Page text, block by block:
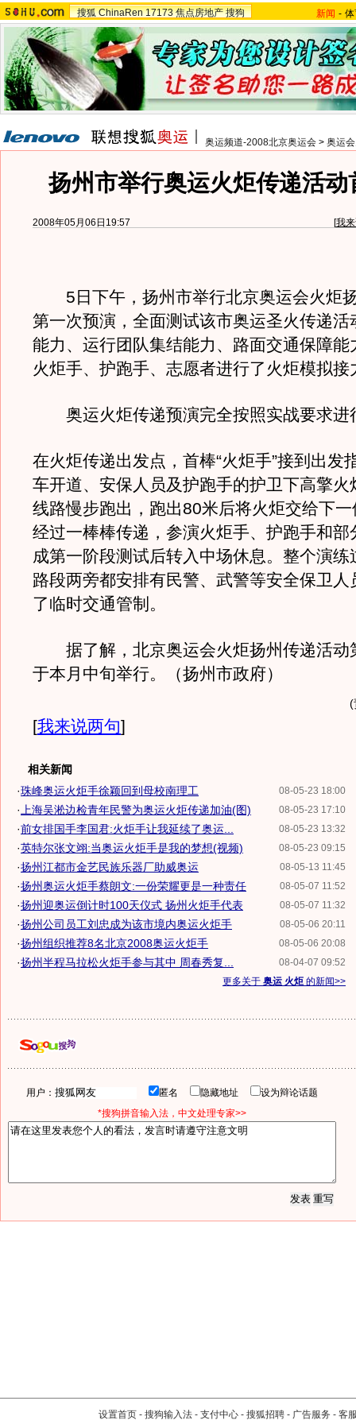
搜狐 ChinaRen 17173 焦点房地产 搜狗 新闻 -
奥运频道-2008北京奥运会 > 奥运
扬州市举行奥运火炬传递活动
2008年05月06日19:57 [我
5日下午，扬州市举行北京奥运会火炬
第一次预演，全面测试该市奥运圣火传递活
能力、运行团队集结能力、路面交通保障能
火炬手、护跑手、志愿者进行了火炬模
奥运火炬传递预演完全按照实战要求进
在火炬传递出发点，首棒“火炬手”接到出发
车开道、安保人员及护跑手的护卫下高擎火
线路慢步跑出，跑出80米后将火炬交给下一
经过一棒棒传递，参演火炬手、护跑手和部
成第一阶段测试后转入中场休息。整个演练
路段两旁都安排有民警、武警等安全保卫人
了临时交通管制。
据了解，北京奥运会火炬扬州传递活动
于本月中旬举行。（扬州市政府）
(
[我来说两句]
相关新闻
08-05-23 18:00
·珠峰奥运火炬手徐颖回到母校南理工
08-05-23 17:10
· 上海吴淞边检青年民警为奥运火炬传递加油(图)
08-05-23 13:32
·前女排国手李国君:火炬手让我延续了奥运...
08-05-23 09:15
·英特尔张文翊:当奥运火炬手是我的梦想(视频)
08-05-13 11:45
·扬州江都市金艺民族乐器厂助威奥运
08-05-07 11:52
·扬州奥运火炬手蔡朗文:一份荣耀更是一种责任
08-05-07 11:32
·扬州迎奥运倒计时100天仪式 扬州火炬手代表
08-05-06 20:11
·扬州公司员工刘忠成为该市境内奥运火炬手
08-05-06 20:08
·扬州组织推荐8名北京2008奥运火炬手
08-04-07 09:52
·扬州半程马拉松火炬手参与其中 周春秀复...
更多关于 奥运 火炬 的新闻>>
用户： 匿名 隐藏地址
设为辩论话题
*搜狗拼音输入法，中文处理专家>>
设置首页 - 搜狗输入法 - 支付中心 - 搜狐招聘 - 广告服务 - 客